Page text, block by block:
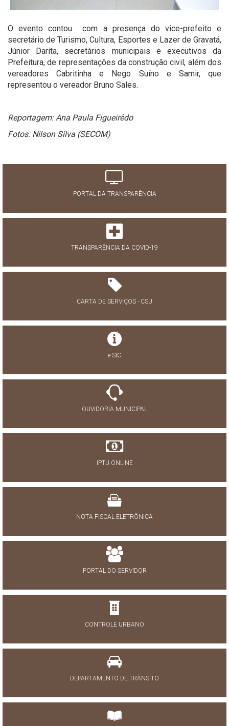
O evento contou com a presença do vice-prefeito e
secretário de Turismo, Cultura, Esportes e Lazer de Gravatá,
Júnior Darita, secretários municipais e executivos da
Prefeitura, de representações da construção civil, além dos
vereadores Cabritinha e Nego Suíno e Samir, que
representou o vereador Bruno Sales.
Reportagem: Ana Paula Figueirêdo
Fotos: Nilson Silva (SECOM)
PORTAL DA TRANSPARÊNCIA
TRANSPARÊNCIA DA COVID-19
CARTA DE SERVIÇOS - CSU
e-SIC
OUVIDORIA MUNICIPAL
IPTU ONLINE
NOTA FISCAL ELETRÔNICA
PORTAL DO SERVIDOR
CONTROLE URBANO
DEPARTAMENTO DE TRÂNSITO